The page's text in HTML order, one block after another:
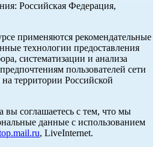
Российская Федерация,
применяются рекомендательные
технологии предоставления
систематизации и анализа
пользователей сети
территории Российской
вы соглашаетесь с тем, что мы
данные с использованием
, LiveInternet.